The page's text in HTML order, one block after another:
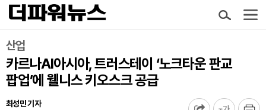
산업
카르나AI아시아, 트러스테이 ‘노크타운 판교
팝업’에 웰니스 키오스크 공급
최성민 기자